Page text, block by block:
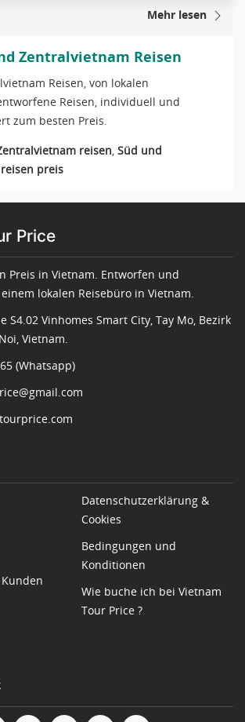
Mehr lesen
Zentralvietnam Reisen
Reisen, von lokalen
Reisen, individuell und
zum besten Preis.
reisen, Süd und
preis
Price
Preis in Vietnam. Entworfen und
lokalen Reisebüro in Vietnam.
S4.02 Vinhomes Smart City, Tay Mo, Bezirk
Vietnam.
(Whatsapp)
Datenschutzerklärung &
Cookies
Bedingungen und
Konditionen
Wie buche ich bei Vietnam
Tour Price ?